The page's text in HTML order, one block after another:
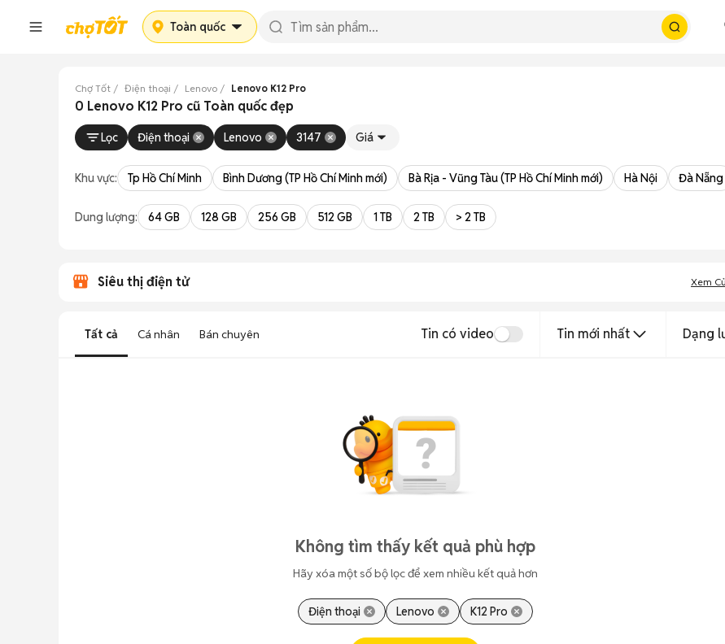
Toàn quốc
Chợ Tốt Điện thoại Lenovo Lenovo K12 Pro
0 Lenovo K12 Pro cũ Toàn quốc đẹp
Lọc Điện thoại Lenovo 3147 Giá
Khu vực: Tp Hồ Chí Minh Bình Dương (TP Hồ Chí Minh mới) Bà Rịa - Vũng Tàu (TP Hồ Chí Minh mới) Hà Nội Đà Nẵng
Dung lượng: 64 GB 128 GB 256 GB 512 GB 1 TB 2 TB > 2 TB
Siêu thị điện tử Xem
Tất cả Cá nhân Bán chuyên Tin có video Tin mới nhất Dạng
Không tìm thấy kết quả phù hợp
Hãy xóa một số bộ lọc để xem nhiều kết quả hơn
Điện thoại Lenovo K12 Pro